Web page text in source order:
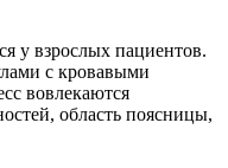
у взрослых пациентов.
с кровавыми
вовлекаются
область поясницы,